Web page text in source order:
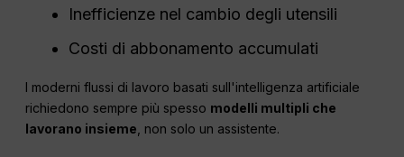
Inefficienze nel cambio degli utensili
Costi di abbonamento accumulati
I moderni flussi di lavoro basati sull'intelligenza artificiale
richiedono sempre più spesso modelli multipli che
lavorano insieme , non solo un assistente.